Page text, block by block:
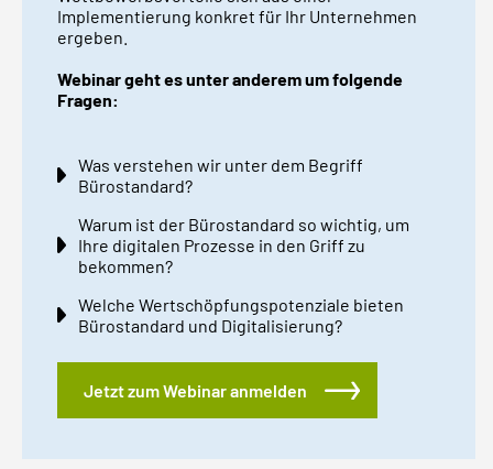
Implementierung konkret für Ihr Unternehmen
ergeben.
Webinar geht es unter anderem um folgende
Fragen:
Was verstehen wir unter dem Begriff
Bürostandard?
Warum ist der Bürostandard so wichtig, um
Ihre digitalen Prozesse in den Griff zu
bekommen?
Welche Wertschöpfungspotenziale bieten
Bürostandard und Digitalisierung?
Jetzt zum Webinar anmelden